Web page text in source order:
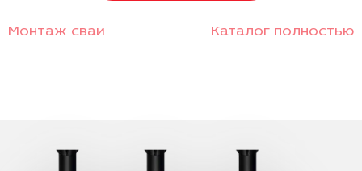
Монтаж сваи Каталог полностью